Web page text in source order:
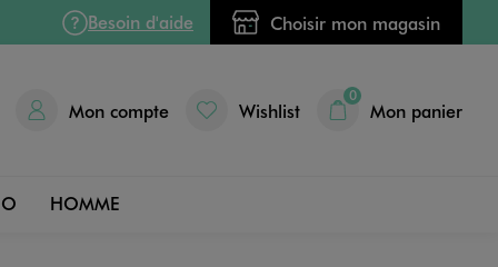
Besoin d'aide Choisir mon magasin
Mon compte Wishlist
0
Mon panier
HOMME